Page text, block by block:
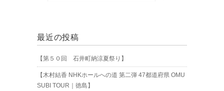
最近の投稿
【第５０回 石井町納涼夏祭り】
【木村結香 NHKホールへの道 第二弾 47都道府県 OMU
SUBI TOUR｜徳島】